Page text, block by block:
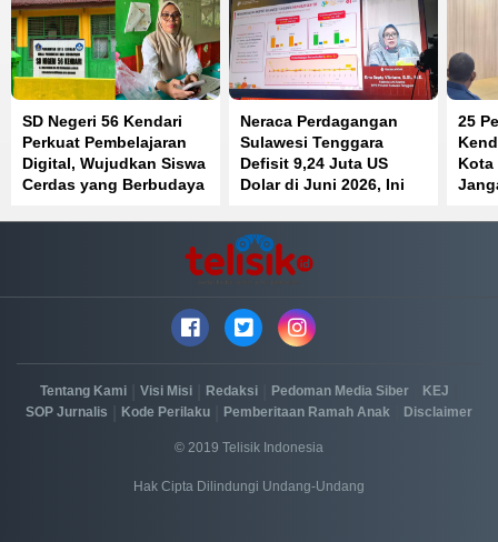
SD Negeri 56 Kendari
Perkuat Pembelajaran
Digital, Wujudkan Siswa
Cerdas yang Berbudaya
Neraca Perdagangan
Sulawesi Tenggara
Defisit 9,24 Juta US
Dolar di Juni 2026, Ini
25
Kota
Tentang Kami Visi Misi Redaksi Pedoman Media Siber KEJ
SOP Jurnalis Kode Perilaku Pemberitaan Ramah Anak Disclaimer
© 2019 Telisik Indonesia
Hak Cipta Dilindungi Undang-Undang